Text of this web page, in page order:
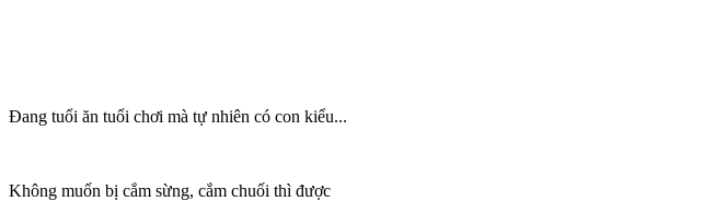
Đang tuổi ăn tuổi chơi mà tự nhiên có con kiểu...
Không muốn bị cắm sừng, cắm chuối thì được